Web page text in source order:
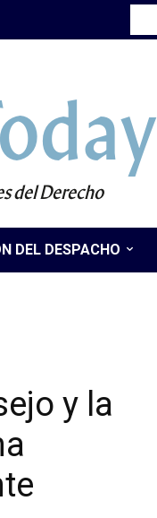
del Derecho
DEL DESPACHO
y la